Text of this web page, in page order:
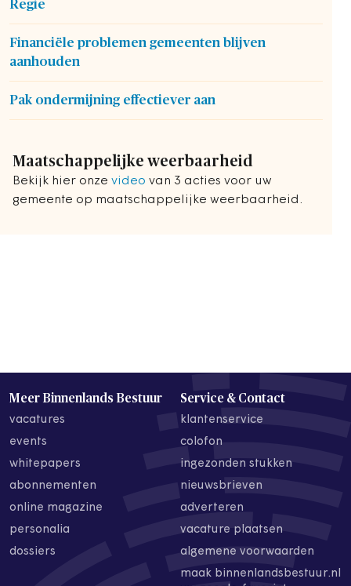
Regie
Financiële problemen gemeenten blijven
aanhouden
Pak ondermijning effectiever aan
Maatschappelijke weerbaarheid
Bekijk hier onze video van 3 acties voor uw
gemeente op maatschappelijke weerbaarheid.
Meer Binnenlands Bestuur
vacatures
events
whitepapers
abonnementen
online magazine
personalia
dossiers
Service & Contact
klantenservice
colofon
ingezonden stukken
nieuwsbrieven
adverteren
vacature plaatsen
algemene voorwaarden
maak binnenlandsbestuur.nl